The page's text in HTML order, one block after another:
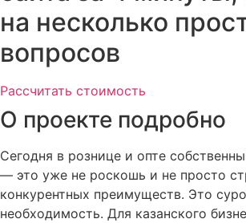
на несколько
вопросов
Рассчитать стоимость
О проекте подробно
Сегодня в рознице и опте
— это уже не роскошь и не просто
конкурентных преимуществ. Это
необходимость. Для казанского